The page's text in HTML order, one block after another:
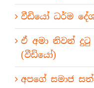
වීඩියෝ ධර්ම
ඒ අමා නිවන්
(වීඩියෝ)
අපගේ සමාජ